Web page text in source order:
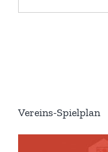
Vereins-Spielplan